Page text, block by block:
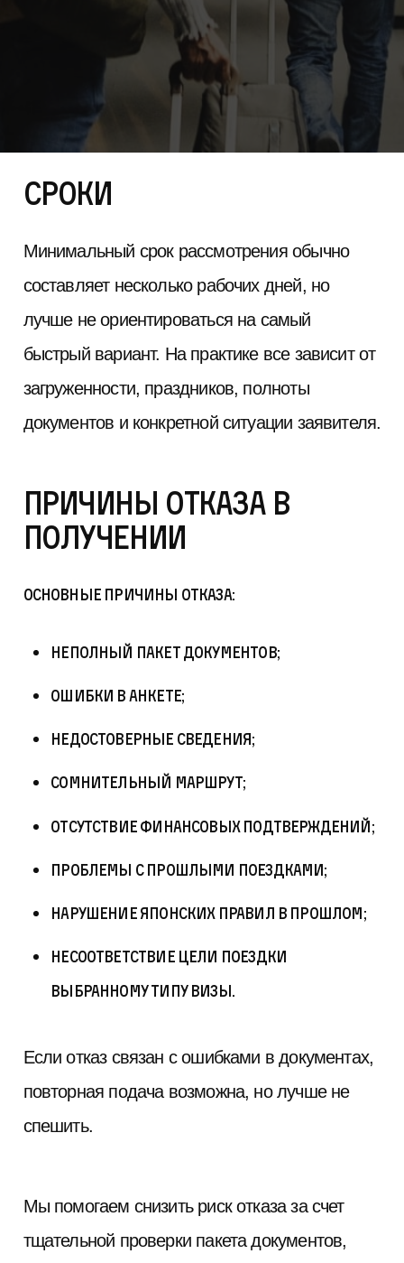
Сроки
Минимальный срок рассмотрения обычно
составляет несколько рабочих дней, но
лучше не ориентироваться на самый
быстрый вариант. На практике все зависит от
загруженности, праздников, полноты
документов и конкретной ситуации заявителя.
Причины отказа в
получении
Основные причины отказа:
неполный пакет документов;
ошибки в анкете;
недостоверные сведения;
сомнительный маршрут;
отсутствие финансовых подтверждений;
проблемы с прошлыми поездками;
нарушение японских правил в прошлом;
несоответствие цели поездки
выбранному типу визы.
Если отказ связан с ошибками в документах,
повторная подача возможна, но лучше не
спешить.
Мы помогаем снизить риск отказа за счет
тщательной проверки пакета документов,